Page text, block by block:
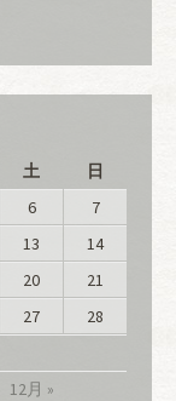
土 日
12月 »
6
7
13
14
20
21
27
28